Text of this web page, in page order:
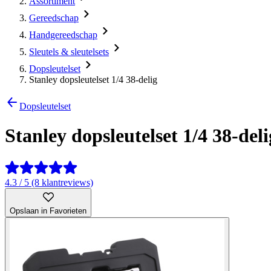
Gereedschap
Handgereedschap
Sleutels & sleutelsets
Dopsleutelset
Stanley dopsleutelset 1/4 38-delig
Dopsleutelset
Stanley dopsleutelset 1/4 38-
4.3 / 5 (8 klantreviews)
Opslaan in Favorieten